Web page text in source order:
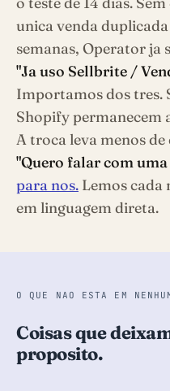
unica venda
semanas, Operator ja
"Ja uso Sellbrite /
Importamos dos tres.
Shopify permanecem
A troca leva menos
"Quero falar com uma
para nos. Lemos cada
em linguagem direta.
O QUE NAO ESTA EM
Coisas que
proposito.